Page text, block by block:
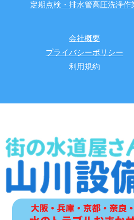
定期点検・排水管高圧洗浄作
会社概要
プライバシーポリシー
利用規約